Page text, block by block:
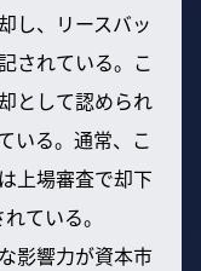
し、リースバッ
されている。こ
として認められ
いる。通常、こ
上場審査で却下
ている。
影響力が資本市